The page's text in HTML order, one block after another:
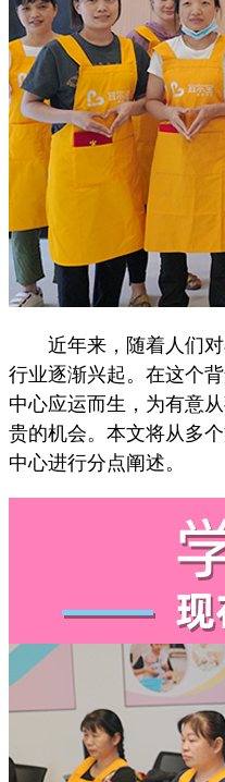
近年来，随着人们对
行业逐渐兴起。在这个
中心应运而生，为有意
贵的机会。本文将从多
中心进行分点阐述。